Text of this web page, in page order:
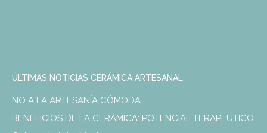
ÚLTIMAS NOTICIAS CERÁMICA ARTESANAL
NO A LA ARTESANÍA CÓMODA
BENEFICIOS DE LA CERÁMICA: POTENCIAL TERAPEUTICO